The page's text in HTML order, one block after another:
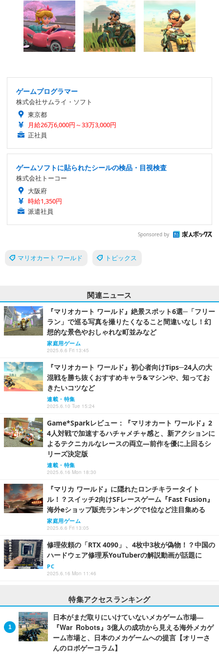
ゲームプログラマー
株式会社サムライ・ソフト
東京都
月給26万6,000円～33万3,000円
正社員
ゲームソフトに貼られたシールの検品・目視検査
株式会社トーコー
大阪府
時給1,350円
派遣社員
Sponsored by
マリオカート ワールド トピックス
関連ニュース
『マリオカート ワールド』絶景スポット6選─「フリー
ラン」で巡る写真を撮りたくなること間違いなし！幻
想的な景色やおしゃれな町並みなど
家庭用ゲーム
2025.6.6 Fri 13:45
『マリオカート ワールド』初心者向けTips─24人の大
混戦を勝ち抜くおすすめキャラ&マシンや、知ってお
きたいコツなど
連載・特集
2025.6.10 Tue 15:24
Game*Sparkレビュー：『マリオカート ワールド』2
4人対戦で加速するハチャメチャ感と、新アクションに
よるテクニカルなレースの両立―前作を優に上回るシ
リーズ決定版
連載・特集
2025.6.16 Mon 18:30
『マリカ ワールド』に隠れたロンチキラータイト
ル！？スイッチ2向けSFレースゲーム『Fast Fusion』
海外eショップ販売ランキングで1位など注目集める
家庭用ゲーム
2025.6.6 Fri 13:05
修理依頼の「RTX 4090」、4枚中3枚が偽物！？中国の
ハードウェア修理系YouTuberの解説動画が話題に
PC
2025.6.16 Mon 11:46
特集アクセスランキング
日本がまだ取りにいけていないメカゲーム市場―
『War Robots』3億人の成功から見える海外メカゲ
ーム市場と、日本のメカゲームへの提言【オリーさ
んのロボゲーコラム】